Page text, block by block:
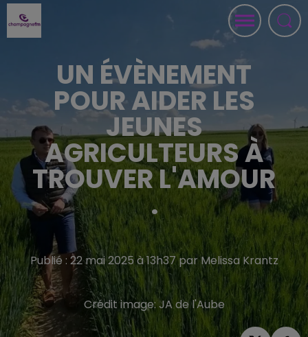
UN ÉVÈNEMENT
POUR AIDER LES
JEUNES
AGRICULTEURS À
TROUVER L'AMOUR
.
Publié : 22 mai 2025 à 13h37 par Melissa Krantz
Crédit image:JA de l'Aube